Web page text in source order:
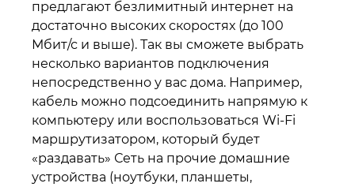
предлагают безлимитный интернет на
достаточно высоких скоростях (до 100
Мбит/с и выше). Так вы сможете выбрать
несколько вариантов подключения
непосредственно у вас дома. Например,
кабель можно подсоединить напрямую к
компьютеру или воспользоваться Wi-Fi
маршрутизатором, который будет
«раздавать» Сеть на прочие домашние
устройства (ноутбуки, планшеты,